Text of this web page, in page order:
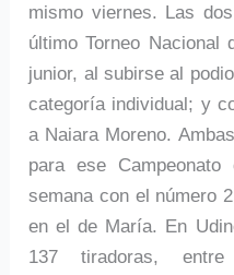
mismo viernes. Las
último Torneo Nacional
junior, al subirse al
categoría individual; y
a Naiara Moreno.
para ese
semana con el número
en el de María. En
137 tiradoras,